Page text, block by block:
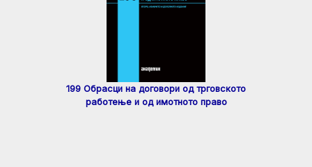
199 Обрасци на договори од трговското
работење и од имотното право